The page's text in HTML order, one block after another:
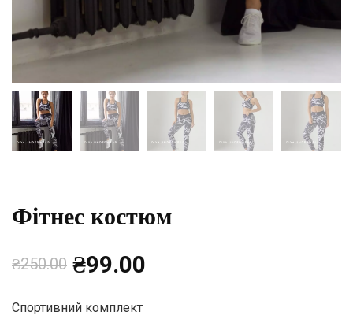
Фітнес костюм
₴250.00 Оригінальна
ціна:
₴99.00
Спортивний комплект